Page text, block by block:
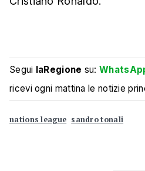
Segui laRegione su:
ricevi ogni mattina le notizie
nations league sandro tonali